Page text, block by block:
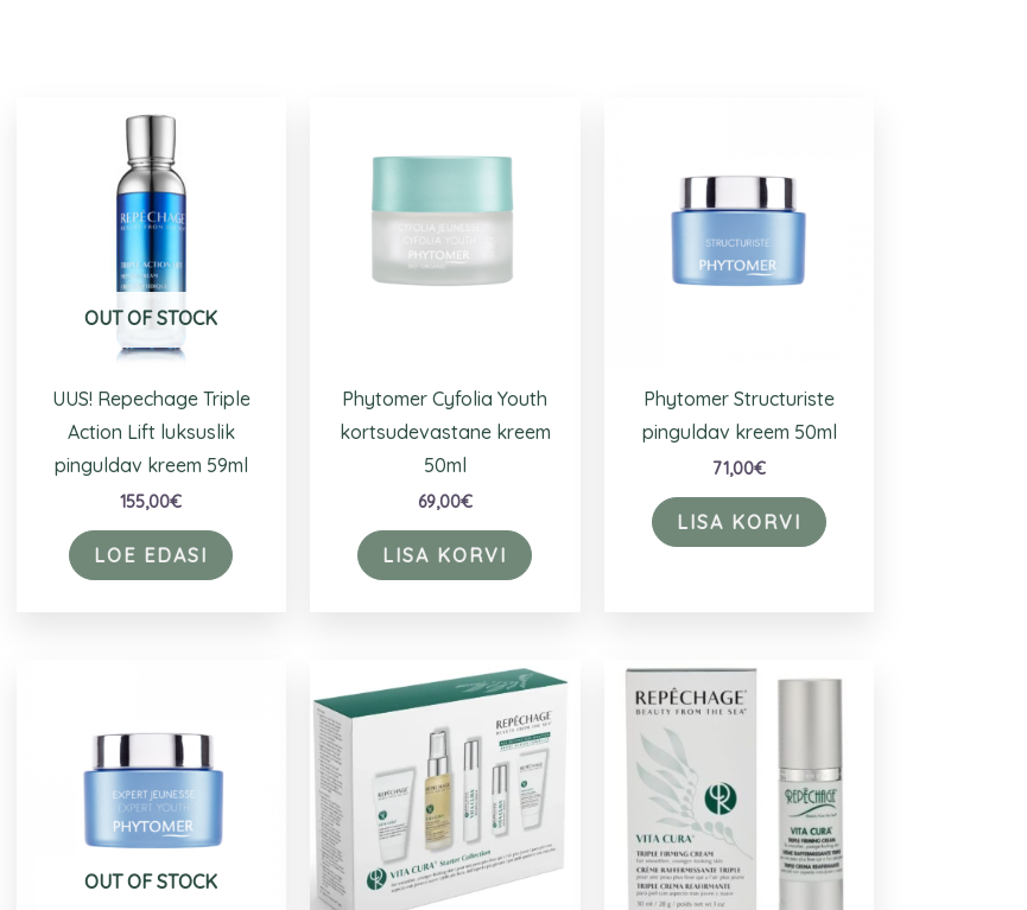
OUT OF STOCK
UUS! Repechage Triple
Action Lift luksuslik
pinguldav kreem 59ml
155,00€
LOE EDASI
Phytomer Cyfolia Youth
kortsudevastane kreem
50ml
69,00€
LISA KORVI
Phytomer Structuriste
pinguldav kreem 50ml
71,00€
LISA KORVI
OUT OF STOCK